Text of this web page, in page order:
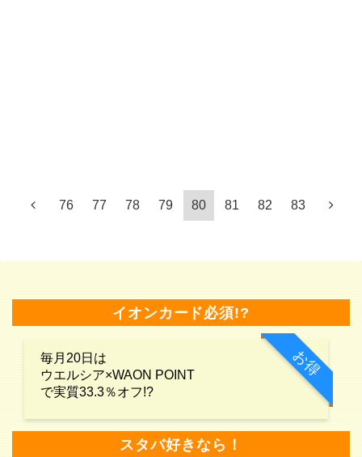
76 77 78 79 80 81 82 83
イオンカード必須!?
お得
毎月20日は
ウエルシア×WAON POINT
で実質33.3％オフ!?
スタバ好きなら！